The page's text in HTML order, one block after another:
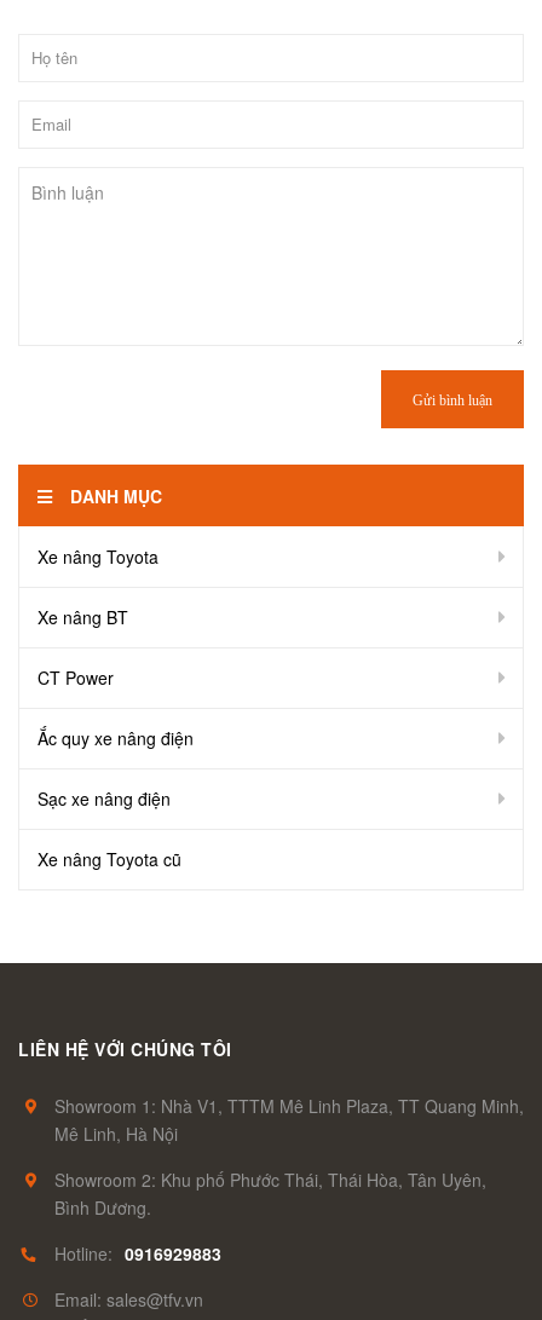
DANH MỤC
Xe nâng Toyota
Xe nâng BT
CT Power
Ắc quy xe nâng điện
Sạc xe nâng điện
Xe nâng Toyota cũ
Gửi bình luận
LIÊN HỆ VỚI CHÚNG TÔI
Showroom 1: Nhà V1, TTTM Mê Linh Plaza, TT Quang Minh,
Mê Linh, Hà Nội
Showroom 2: Khu phố Phước Thái, Thái Hòa, Tân Uyên,
Bình Dương.
Hotline: 0916929883
Email: sales@tfv.vn